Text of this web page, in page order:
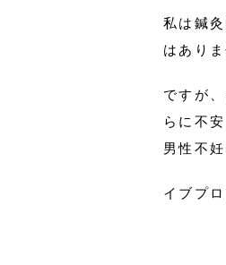
私は鍼
はありま
ですが
らに不
男性不
イブプ